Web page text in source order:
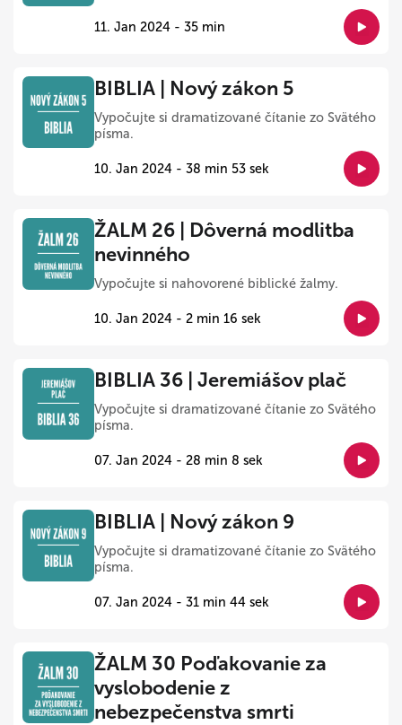
11. Jan 2024 - 35 min
BIBLIA | Nový zákon 5
Vypočujte si dramatizované čítanie zo Svätého
písma.
10. Jan 2024 - 38 min 53 sek
ŽALM 26 | Dôverná modlitba
nevinného
Vypočujte si nahovorené biblické žalmy.
10. Jan 2024 - 2 min 16 sek
BIBLIA 36 | Jeremiášov plač
Vypočujte si dramatizované čítanie zo Svätého
písma.
07. Jan 2024 - 28 min 8 sek
BIBLIA | Nový zákon 9
Vypočujte si dramatizované čítanie zo Svätého
písma.
07. Jan 2024 - 31 min 44 sek
ŽALM 30 Poďakovanie za
vyslobodenie z
nebezpečenstva smrti